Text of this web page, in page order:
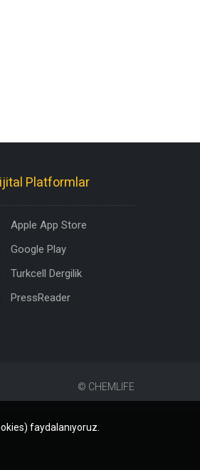
faydalanıyoruz.
Platformlar
Apple App Store
Google Play
Turkcell Dergilik
PressReader
© CHEMLIFE